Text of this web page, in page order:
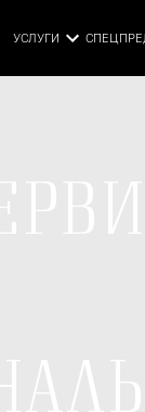
УСЛУГИ